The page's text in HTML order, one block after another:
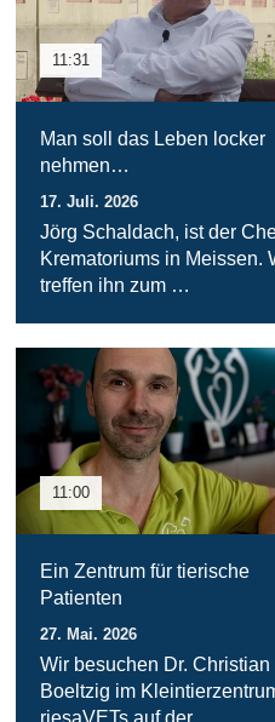
11:31
Man soll das Leben locker
nehmen…
17. Juli. 2026
Jörg Schaldach, ist der
Krematoriums in Meissen.
treffen ihn zum …
11:00
Ein Zentrum für tierische
Patienten
27. Mai. 2026
Wir besuchen Dr. Christian
Boeltzig im
riesaVETs auf der …